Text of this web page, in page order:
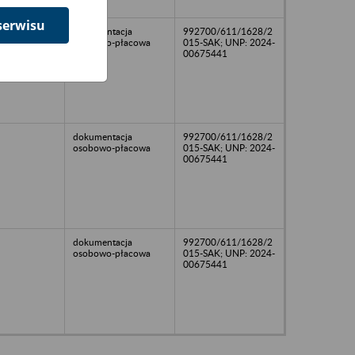
dokumentacja
osobowo-płacowa
992700/611/1628/2
015-SAK; UNP: 2024-
00675441
dokumentacja
osobowo-płacowa
992700/611/1628/2
015-SAK; UNP: 2024-
00675441
dokumentacja
osobowo-płacowa
992700/611/1628/2
015-SAK; UNP: 2024-
00675441